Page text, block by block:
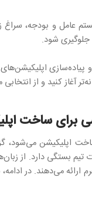
جلوگیری شود.
پیاده‌سازی
کنید و از انتخابی
برای ساخت
اپلیکیشن می‌شود،